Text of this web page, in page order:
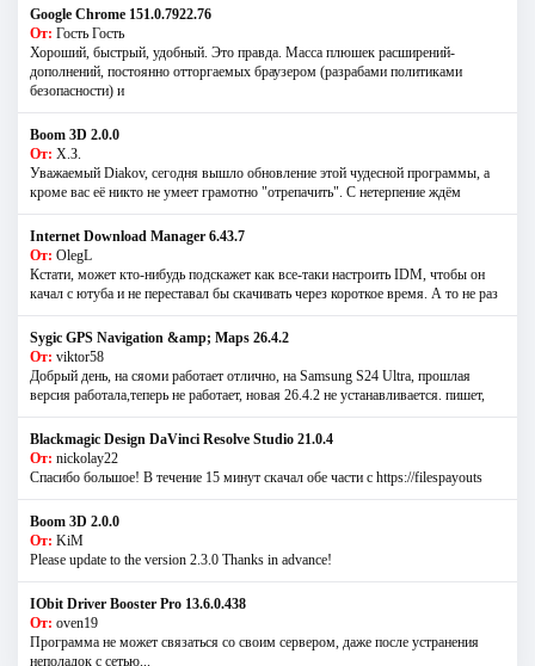
Google Chrome 151.0.7922.76
От: Гость Гость
Хороший, быстрый, удобный. Это правда. Масса плюшек расширений-
дополнений, постоянно отторгаемых браузером (разрабами политиками
безопасности) и
Boom 3D 2.0.0
От: Х.З.
Уважаемый Diakov, сегодня вышло обновление этой чудесной программы, а
кроме вас её никто не умеет грамотно "отрепачить". С нетерпение ждём
Internet Download Manager 6.43.7
От: OlegL
Кстати, может кто-нибудь подскажет как все-таки настроить IDM, чтобы он
качал с ютуба и не переставал бы скачивать через короткое время. А то не раз
Sygic GPS Navigation &amp; Maps 26.4.2
От: viktor58
Добрый день, на сяоми работает отлично, на Samsung S24 Ultra, прошлая
версия работала,теперь не работает, новая 26.4.2 не устанавливается. пишет,
Blackmagic Design DaVinci Resolve Studio 21.0.4
От: nickolay22
Спасибо большое! В течение 15 минут скачал обе части с https://filespayouts
Boom 3D 2.0.0
От: KiM
Please update to the version 2.3.0 Thanks in advance!
IObit Driver Booster Pro 13.6.0.438
От: oven19
Программа не может связаться со своим сервером, даже после устранения
неполадок с сетью...